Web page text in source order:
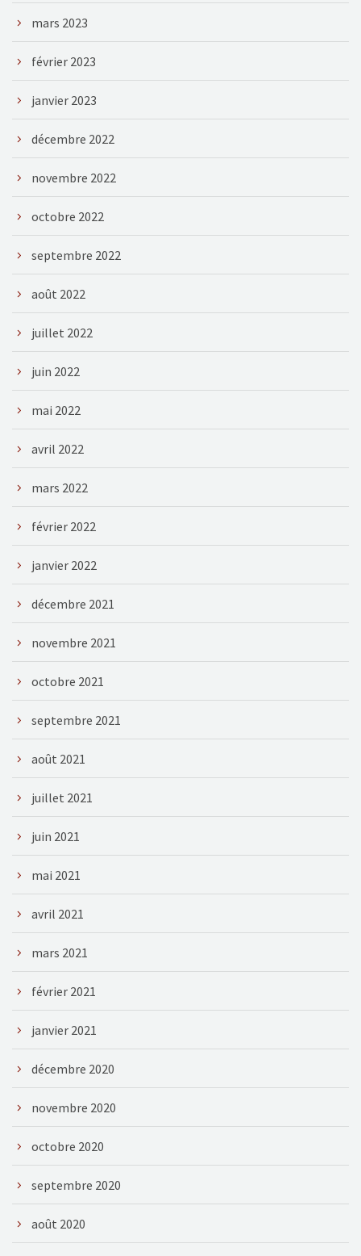
mars 2023
février 2023
janvier 2023
décembre 2022
novembre 2022
octobre 2022
septembre 2022
août 2022
juillet 2022
juin 2022
mai 2022
avril 2022
mars 2022
février 2022
janvier 2022
décembre 2021
novembre 2021
octobre 2021
septembre 2021
août 2021
juillet 2021
juin 2021
mai 2021
avril 2021
mars 2021
février 2021
janvier 2021
décembre 2020
novembre 2020
octobre 2020
septembre 2020
août 2020